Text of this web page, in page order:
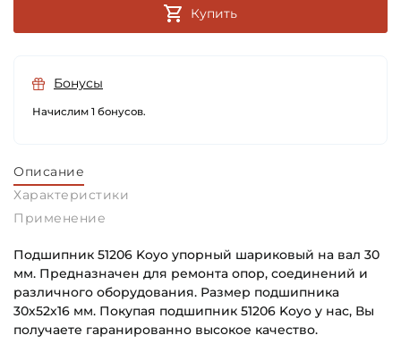
Купить
Бонусы
Начислим 1 бонусов.
Описание
Характеристики
Применение
Подшипник 51206 Koyo упорный шариковый на вал 30
мм. Предназначен для ремонта опор, соединений и
различного оборудования. Размер подшипника
30х52х16 мм. Покупая подшипник 51206 Koyo у нас, Вы
получаете гаранированно высокое качество.